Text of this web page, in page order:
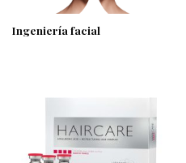
Ingeniería facial